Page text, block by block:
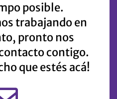
posible.
trabajando en
pronto nos
contigo.
que estés acá!